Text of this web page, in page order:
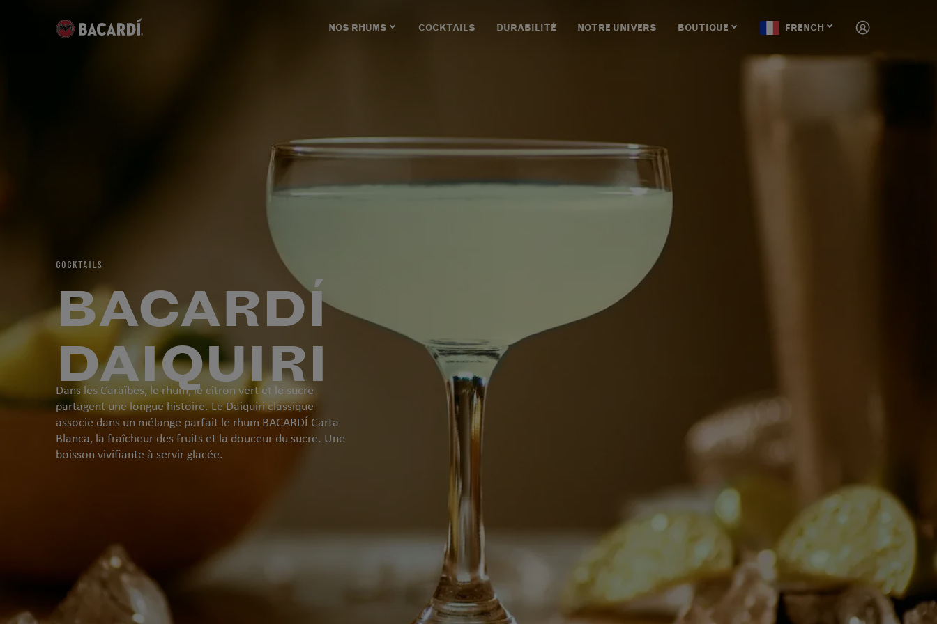
NOS RHUMS COCKTAILS DURABILITÉ NOTRE UNIVERS BOUTIQUE FRENCH
COCKTAILS
BACARDÍ
DAIQUIRI
Dans les Caraïbes, le rhum, le citron vert et le sucre
partagent une longue histoire. Le Daiquiri classique
associe dans un mélange parfait le rhum BACARDÍ Carta
Blanca, la fraîcheur des fruits et la douceur du sucre. Une
boisson vivifiante à servir glacée.